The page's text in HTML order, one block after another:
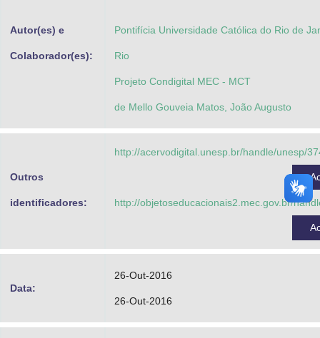
Autor(es) e
Colaborador(es):
Pontifícia Universidade Católica do Rio de
Rio
Projeto Condigital MEC - MCT
de Mello Gouveia Matos, João Augusto
Outros
identificadores:
http://acervodigital.unesp.br/handle/unesp/
http://objetoseducacionais2.mec.gov.br/
Data:
26-Out-2016
26-Out-2016